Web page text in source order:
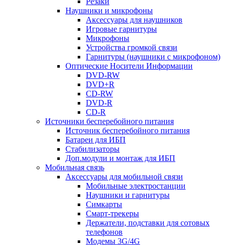
Наушники и микрофоны
Аксессуары для наушников
Игровые гарнитуры
Микрофоны
Устройства громкой связи
Гарнитуры (наушники с микрофоном)
Оптические Носители Информации
DVD-RW
DVD+R
CD-RW
DVD-R
CD-R
Источники бесперебойного питания
Источник бесперебойного питания
Батареи для ИБП
Стабилизаторы
Доп.модули и монтаж для ИБП
Мобильная связь
Аксессуары для мобильной связи
Мобильные электростанции
Наушники и гарнитуры
Симкарты
Смарт-трекеры
Держатели, подставки для сотовых
телефонов
Модемы 3G/4G